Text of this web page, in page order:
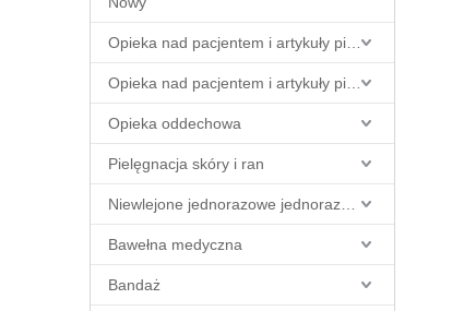
Opieka oddechowa
Pielęgnacja skóry i ran
Bawełna medyczna
Bandaż